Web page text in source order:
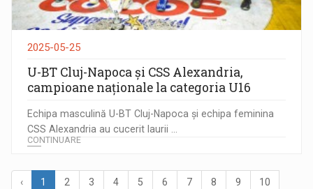
2025-05-25
U-BT Cluj-Napoca și CSS Alexandria,
campioane naționale la categoria U16
Echipa masculină U-BT Cluj-Napoca și echipa feminina
CSS Alexandria au cucerit laurii ...
CONTINUARE
‹ 1 2 3 4 5 6 7 8 9 10